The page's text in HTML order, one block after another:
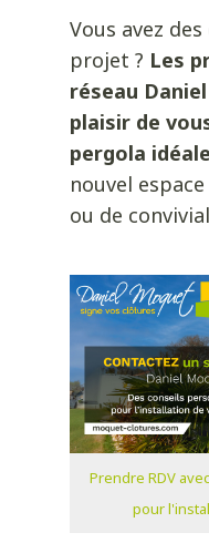
Vous avez
projet ? Les
réseau
plaisir de
pergola idéale
nouvel
ou de
Prendre RDV
pour